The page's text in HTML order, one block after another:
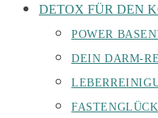
DETOX FÜR DEN
POWER
DEIN DARM-
FASTENGLÜCK